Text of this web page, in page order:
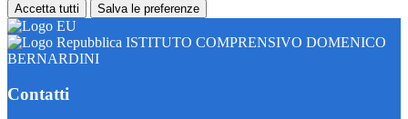
Accetta tutti Salva le preferenze
ISTITUTO COMPRENSIVO DOMENICO
BERNARDINI
Contatti